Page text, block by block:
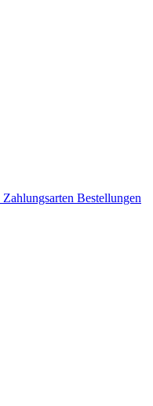
Zahlungsarten Bestellungen